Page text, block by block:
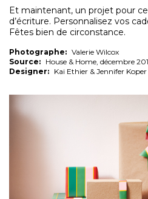
Et maintenant, un projet pour
d’écriture. Personnalisez vos
Fêtes bien de circonstance.
Photographe: Valerie Wilcox
Source: House & Home, décembre
Designer: Kai Ethier & Jennifer Koper